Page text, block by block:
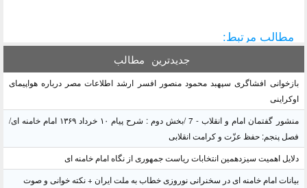
مطالب مرتبط:
جدیدترین مطالب
بازخوانی افشاگری سپهبد محمود منصور افسر ارشد اطلاعات مصر درباره هواپیمای
اوکراینی
منشور گفتمان امام و انقلاب - 7 /بخش دوم : شرح پیام ۱۰ خرداد ۱۳۶۹ امام خامنه ای/
فصل پنجم: حفظ عزّت و کرامت انقلابی
دلایل اهمیت سیزدهمین انتخابات ریاست جمهوری از نگاه امام خامنه ای
بیانات امام خامنه ای در سخنرانی نوروزی خطاب به ملت ایران + نکته خوانی و صوت